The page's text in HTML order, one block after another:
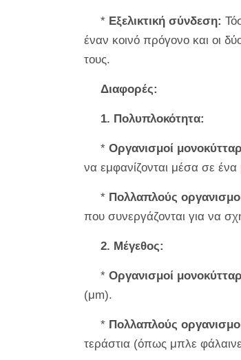
* Εξελικτική σύνδεση:
έναν κοινό πρόγονο και οι
τους.
Διαφορές:
1. Πολυπλοκότητα:
* Οργανισμοί
να εμφανίζονται μέσα σε
* Πολλαπλούς
που συνεργάζονται για να
2. Μέγεθος:
* Οργανισμοί
(μm).
* Πολλαπλούς
τεράστια (όπως μπλε